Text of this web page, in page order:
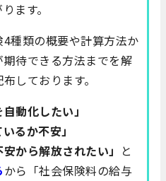
ます。
種類の概要や計算方法か
待できる方法までを解
しております。
動化したい」
るか不安」
から解放されたい」 と
から「社会保険料の給与